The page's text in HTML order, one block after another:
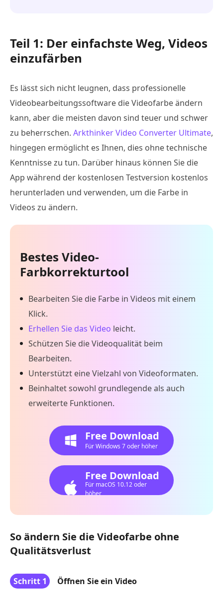
Teil 1: Der einfachste Weg, Videos
einzufärben
Es lässt sich nicht leugnen, dass professionelle
Videobearbeitungssoftware die Videofarbe ändern
kann, aber die meisten davon sind teuer und schwer
zu beherrschen. Arkthinker Video Converter Ultimate,
hingegen ermöglicht es Ihnen, dies ohne technische
Kenntnisse zu tun. Darüber hinaus können Sie die
App während der kostenlosen Testversion kostenlos
herunterladen und verwenden, um die Farbe in
Videos zu ändern.
Bestes Video-
Farbkorrekturtool
Bearbeiten Sie die Farbe in Videos mit einem
Klick.
Erhellen Sie das Video leicht.
Schützen Sie die Videoqualität beim
Bearbeiten.
Unterstützt eine Vielzahl von Videoformaten.
Beinhaltet sowohl grundlegende als auch
erweiterte Funktionen.
Free Download
Für Windows 7 oder höher
Free Download
Für macOS 10.12 oder
höher
So ändern Sie die Videofarbe ohne
Qualitätsverlust
Schritt 1
Öffnen Sie ein Video